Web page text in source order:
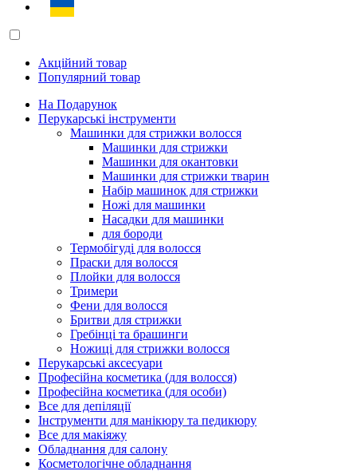
Акційний товар
Популярний товар
На Подарунок
Перукарські інструменти
Машинки для стрижки волосся
Машинки для стрижки
Машинки для окантовки
Машинки для стрижки тварин
Набір машинок для стрижки
Ножі для машинки
Насадки для машинки
для бороди
Термобігуді для волосся
Праски для волосся
Плойки для волосся
Тримери
Фени для волосся
Бритви для стрижки
Гребінці та брашинги
Ножиці для стрижки волосся
Перукарські аксесуари
Професійна косметика (для волосся)
Професійна косметика (для особи)
Все для депіляції
Інструменти для манікюру та педикюру
Все для макіяжу
Обладнання для салону
Косметологічне обладнання